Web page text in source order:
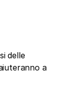
delle
a